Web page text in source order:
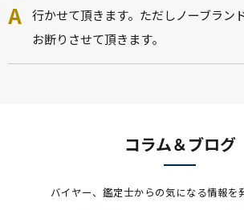
行かせて頂きます。ただしノーブラン
お断りさせて頂きます。
コラム＆ブログ
バイヤー、鑑定士からの気になる情報を